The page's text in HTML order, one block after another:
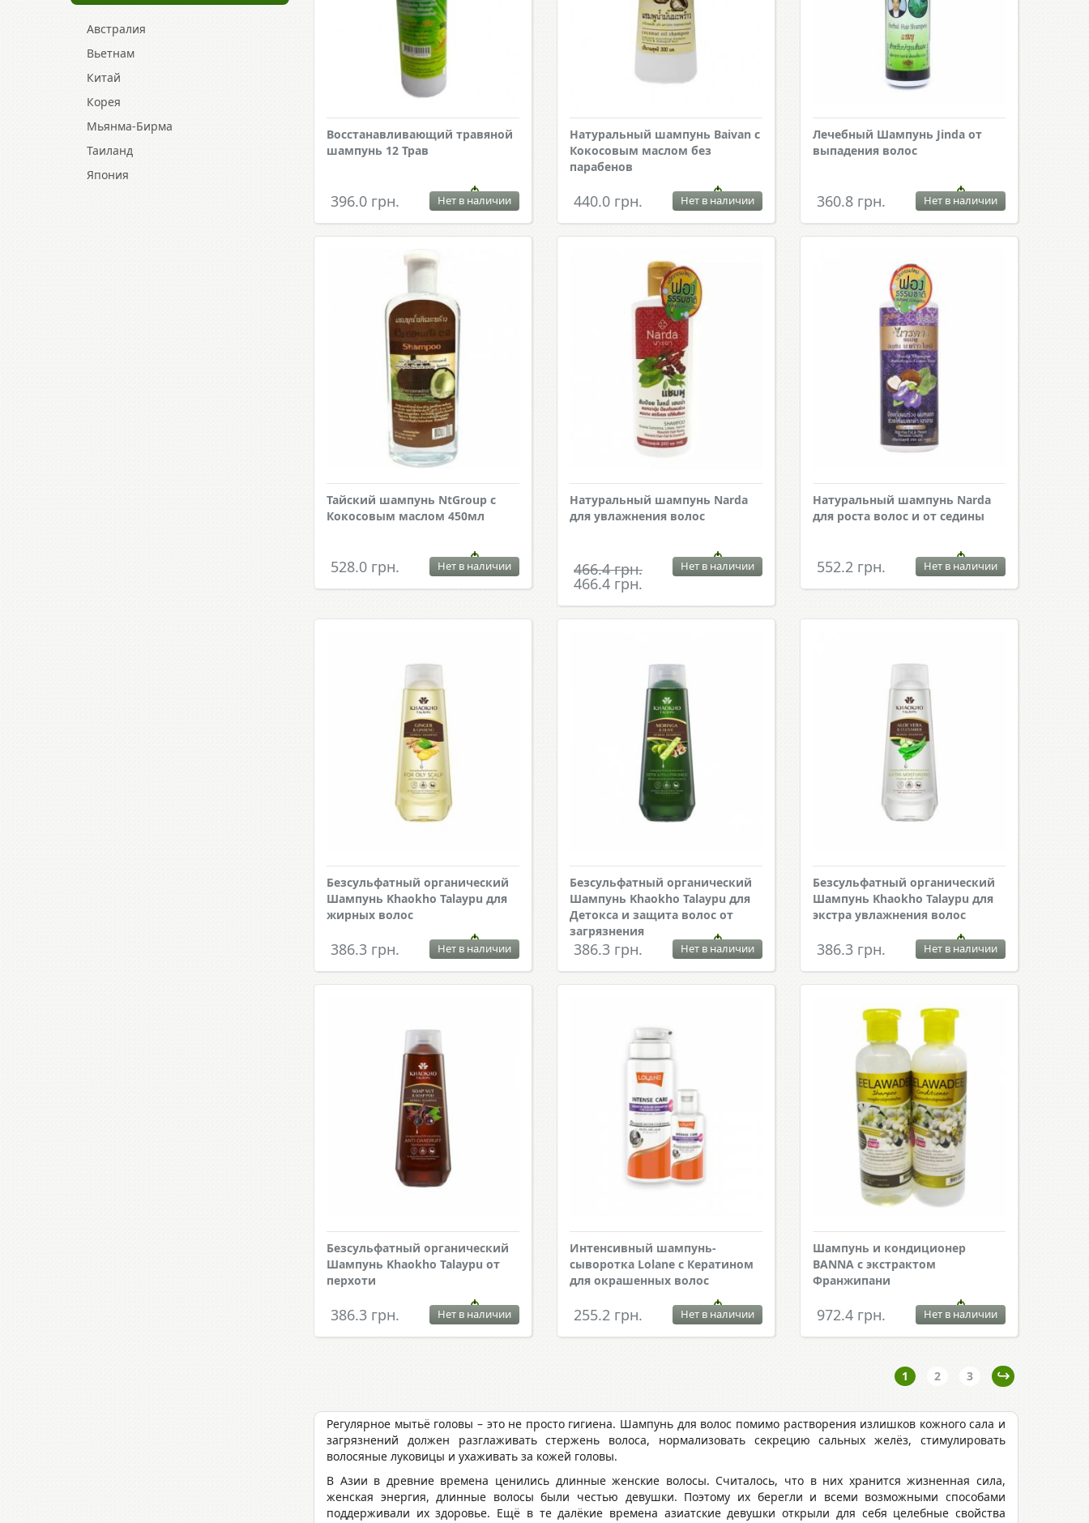
Австралия
Вьетнам
Китай
Корея
Мьянма-Бирма
Таиланд
Япония
Восстанавливающий травяной
шампунь 12 Трав
396.0 грн. Нет в наличии
Натуральный шампунь Baivan с
Кокосовым маслом без
парабенов
440.0 грн. Нет в наличии
Лечебный Шампунь Jinda от
выпадения волос
360.8 грн. Нет в наличии
Тайский шампунь NtGroup с
Кокосовым маслом 450мл
528.0 грн. Нет в наличии
Натуральный шампунь Narda
для увлажнения волос
466.4 грн.
466.4 грн.
Нет в наличии
Натуральный шампунь Narda
для роста волос и от седины
552.2 грн. Нет в наличии
Безсульфатный органический
Шампунь Khaokho Talaypu для
жирных волос
386.3 грн. Нет в наличии
Безсульфатный органический
Шампунь Khaokho Talaypu для
Детокса и защита волос от
загрязнения
386.3 грн. Нет в наличии
Безсульфатный органический
Шампунь Khaokho Talaypu для
экстра увлажнения волос
386.3 грн. Нет в наличии
Безсульфатный органический
Шампунь Khaokho Talaypu от
перхоти
386.3 грн. Нет в наличии
Интенсивный шампунь-
сыворотка Lolane с Кератином
для окрашенных волос
255.2 грн. Нет в наличии
Шампунь и кондиционер
BANNA с экстрактом
Франжипани
972.4 грн. Нет в наличии
1 2 3
Регулярное мытьё головы – это не просто гигиена. Шампунь для волос помимо растворения излишков кожного сала и
загрязнений должен разглаживать стержень волоса, нормализовать секрецию сальных желёз, стимулировать
волосяные луковицы и ухаживать за кожей головы.
В Азии в древние времена ценились длинные женские волосы. Считалось, что в них хранится жизненная сила,
женская энергия, длинные волосы были честью девушки. Поэтому их берегли и всеми возможными способами
поддерживали их здоровье. Ещё в те далёкие времена азиатские девушки открыли для себя целебные свойства